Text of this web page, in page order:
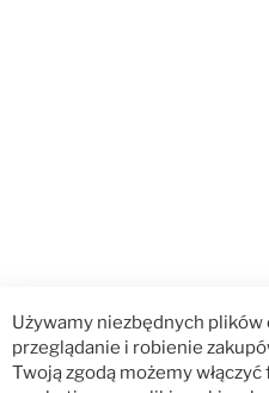
Używamy niezbędnych plików
przeglądanie i robienie
Twoją zgodą możemy